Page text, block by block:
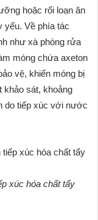
hoặc rối loạn ăn
yếu. Về phía tác
như xà phòng rửa
móng chứa axeton
vệ, khiến móng bị
khảo sát, khoảng
do tiếp xúc với nước
xúc hóa chất tẩy